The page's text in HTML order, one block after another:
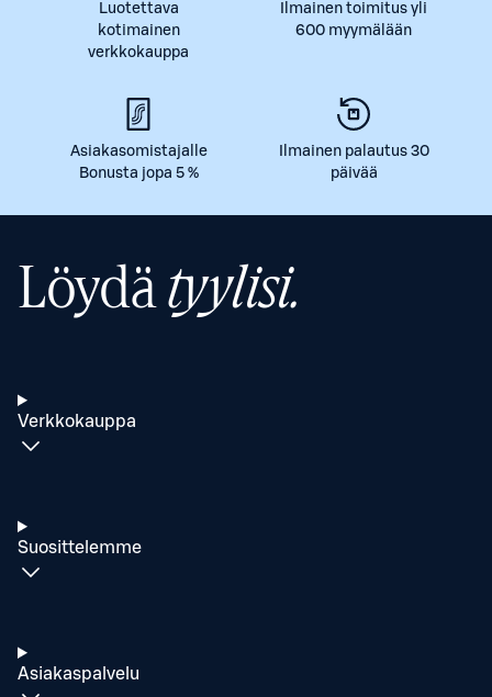
Luotettava
kotimainen
verkkokauppa
Ilmainen toimitus yli
600 myymälään
Asiakasomistajalle
Bonusta jopa 5 %
Ilmainen palautus 30
päivää
Löydätyylisi.
Verkkokauppa
Suosittelemme
Asiakaspalvelu